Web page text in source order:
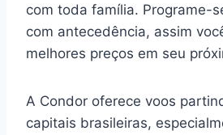
com toda família. Programe-
com antecedência, assim
melhores preços em seu
A Condor oferece voos
capitais brasileiras,